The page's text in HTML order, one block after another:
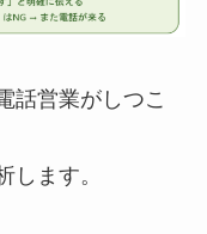
話営業がしつこ
します。